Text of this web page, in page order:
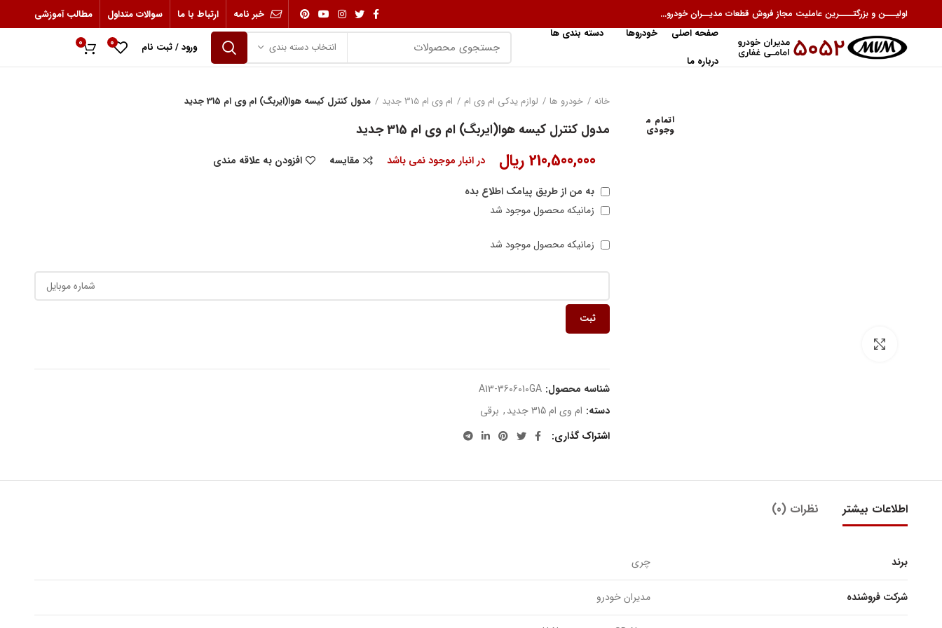
اولیـــن و بزرگتــــرین عاملیت مجاز فروش قطعات مدیــران خودرو... خبر نامه ارتباط با ما سوالات متداول
مطالب آموزشی
صفحه اصلی
خودروها
دسته بندی ها
درباره ما
انتخاب دسته بندی ورود / ثبت نام 0
0
اتمام م
وجودی
خانه خودرو ها لوازم یدکی ام وی ام ام وی ام 315 جدید مدول کنترل کیسه هوا(ایربگ) ام وی ام 315 جدید
مدول کنترل کیسه هوا(ایربگ) ام وی ام 315 جدید
210,500,000 ریال در انبار موجود نمی باشد مقایسه
افزودن به علاقه مندی
به من از طریق پیامک اطلاع بده
زمانیکه محصول موجود شد
زمانیکه محصول موجود شد
ثبت
شناسه محصول: A13-3606010GA
دسته: ام وی ام 315 جدید , برقی
اشتراک گذاری
اطلاعات بیشتر نظرات (0)
برند چری
شرکت فروشنده مدیران خودرو